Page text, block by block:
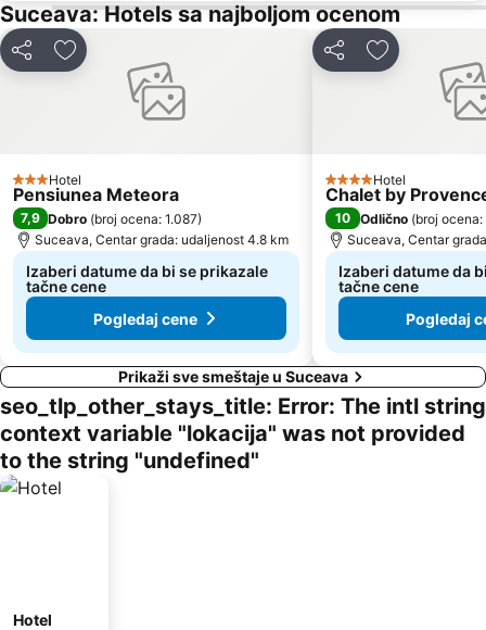
Suceava: Hotels sa najboljom ocenom
Deli Dodati u favorite
3 Zvezdice
Hotel
Pensiunea Meteora
7,9 Dobro (broj ocena: 1.087)
Suceava, Centar grada: udaljenost 4.8 km
Izaberi datume da bi se prikazale
tačne cene
Pogledaj cene
Deli Dodati u
4 Zvezdice
Hotel
Chalet by
10 Odlično (broj
Suceava, Centar
Izaberi datume da
tačne cene
Pogledaj
Prikaži sve smeštaje u Suceava
seo_tlp_other_stays_title: Error: The intl string
context variable "lokacija" was not provided
to the string "undefined"
Hotel